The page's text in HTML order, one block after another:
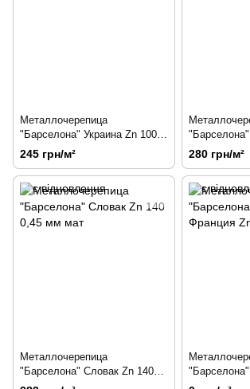
Металлочерепица
"Барселона" Украина Zn 100
0,45 мм глянец
245 грн/м²
0,45 мм
280 грн/м²
Металлочерепица
"Барселона" Словак Zn 140
0,45 мм мат
Франция Zn